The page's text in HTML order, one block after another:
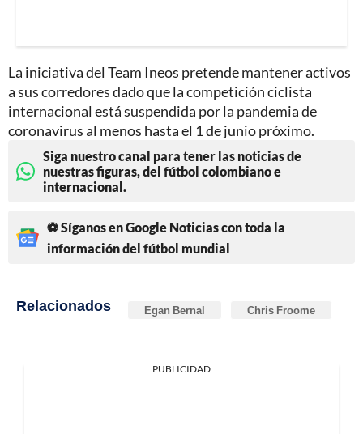
La iniciativa del Team Ineos pretende mantener activos
a sus corredores dado que la competición ciclista
internacional está suspendida por la pandemia de
coronavirus al menos hasta el 1 de junio próximo.
Siga nuestro canal para tener las noticias de
nuestras figuras, del fútbol colombiano e
internacional.
⚽ Síganos en Google Noticias con toda la
información del fútbol mundial
Relacionados Egan Bernal Chris Froome
PUBLICIDAD